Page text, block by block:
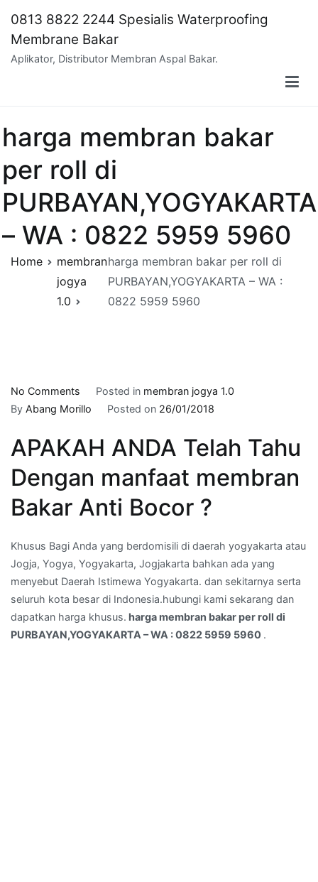
content
0813 8822 2244 Spesialis Waterproofing
Membrane Bakar
Aplikator, Distributor Membran Aspal Bakar.
harga membran bakar
per roll di
PURBAYAN,YOGYAKARTA
– WA : 0822 5959 5960
Home
membran
jogya
1.0
harga membran bakar per roll di
PURBAYAN,YOGYAKARTA – WA :
0822 5959 5960
No Comments
harga
bakar
roll
di
PURBAYAN,YOGYAKARTA
WA
:
0822
5959
5960
Posted in membran jogya 1.0
By Abang Morillo Posted on 26/01/2018
APAKAH ANDA Telah Tahu
Dengan manfaat membran
Bakar Anti Bocor ?
Khusus Bagi Anda yang berdomisili di daerah yogyakarta atau
Jogja, Yogya, Yogyakarta, Jogjakarta bahkan ada yang
menyebut Daerah Istimewa Yogyakarta. dan sekitarnya serta
seluruh kota besar di Indonesia.hubungi kami sekarang dan
dapatkan harga khusus. harga membran bakar per roll di
PURBAYAN,YOGYAKARTA – WA : 0822 5959 5960 .